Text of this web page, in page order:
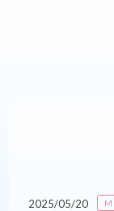
2025/05/20